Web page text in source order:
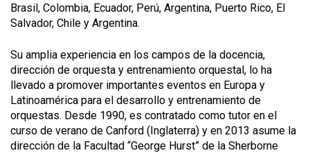
Brasil, Colombia, Ecuador, Perú, Argentina, Puerto Rico, El
Salvador, Chile y Argentina.
Su amplia experiencia en los campos de la docencia,
dirección de orquesta y entrenamiento orquestal, lo ha
llevado a promover importantes eventos en Europa y
Latinoamérica para el desarrollo y entrenamiento de
orquestas. Desde 1990, es contratado como tutor en el
curso de verano de Canford (Inglaterra) y en 2013 asume la
dirección de la Facultad “George Hurst” de la Sherborne